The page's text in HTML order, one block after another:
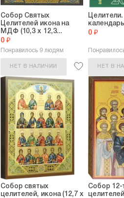
Собор Святых
Целителей икона на
МДФ (10,3 х 12,3...
0 ₽
Понравилось 9 людям
НЕТ В НАЛИЧИИ
0 ₽
НЕТ В
Собор святых
целителей, икона (12,7 х
Собор 12-